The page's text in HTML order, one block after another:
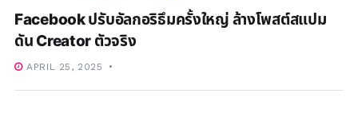
Facebook ปรับอัลกอริธึมครั้งใหญ่ ล้างโพสต์สแปม
ดัน Creator ตัวจริง
APRIL 25, 2025